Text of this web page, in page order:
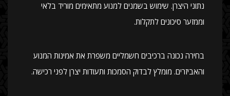
נתוני היצרן. שימוש בשמנים למנוע מתאימים מוריד בלאי
וממזער סיכונים לתקלות.
בחירה נכונה ברכיבים חשמליים משפרת את אמינות המנוע
והאביזרים. מומלץ לבדוק הסמכות ותעודות יצרן לפני רכישה.